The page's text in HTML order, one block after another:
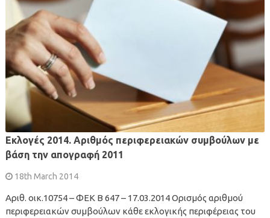
Εκλογές 2014. Αριθμός περιφερειακών συμβούλων με
βάση την απογραφή 2011
18th March 2014
Αριθ. οικ.10754 – ΦΕΚ Β 647 – 17.03.2014 Ορισμός αριθμού
περιφερειακών συμβούλων κάθε εκλογικής περιφέρειας του